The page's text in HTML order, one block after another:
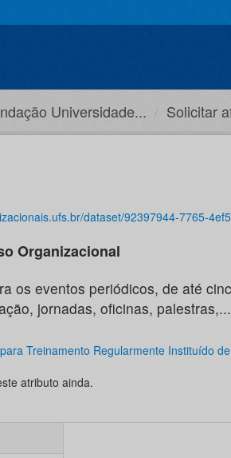
Universidade... Solicitar
dataset/92397944-7765-4ef5-90a1-c968c32c4017/
Organizacional
os eventos periódicos, de até
jornadas, oficinas, palestras,...
Treinamento Regularmente Instituído
atributo ainda.